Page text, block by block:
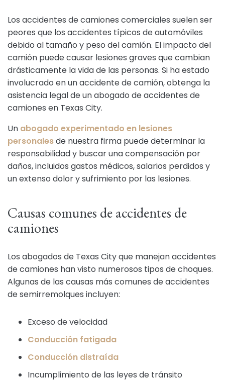
Los accidentes de camiones comerciales suelen ser
peores que los accidentes típicos de automóviles
debido al tamaño y peso del camión. El impacto del
camión puede causar lesiones graves que cambian
drásticamente la vida de las personas. Si ha estado
involucrado en un accidente de camión, obtenga la
asistencia legal de un abogado de accidentes de
camiones en Texas City.
Un abogado experimentado en lesiones
personalesde nuestra firma puede determinar la
responsabilidad y buscar una compensación por
daños, incluidos gastos médicos, salarios perdidos y
un extenso dolor y sufrimiento por las lesiones.
Causas comunes de accidentes de
camiones
Los abogados de Texas City que manejan accidentes
de camiones han visto numerosos tipos de choques.
Algunas de las causas más comunes de accidentes
de semirremolques incluyen:
Exceso de velocidad
Conducción fatigada
Conducción distraída
Incumplimiento de las leyes de tránsito